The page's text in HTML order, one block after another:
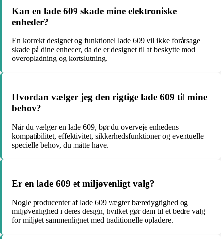
Kan en lade 609 skade mine elektroniske
enheder?
En korrekt designet og funktionel lade 609 vil ikke forårsage
skade på dine enheder, da de er designet til at beskytte mod
overopladning og kortslutning.
Hvordan vælger jeg den rigtige lade 609 til mine
behov?
Når du vælger en lade 609, bør du overveje enhedens
kompatibilitet, effektivitet, sikkerhedsfunktioner og eventuelle
specielle behov, du måtte have.
Er en lade 609 et miljøvenligt valg?
Nogle producenter af lade 609 vægter bæredygtighed og
miljøvenlighed i deres design, hvilket gør dem til et bedre valg
for miljøet sammenlignet med traditionelle opladere.